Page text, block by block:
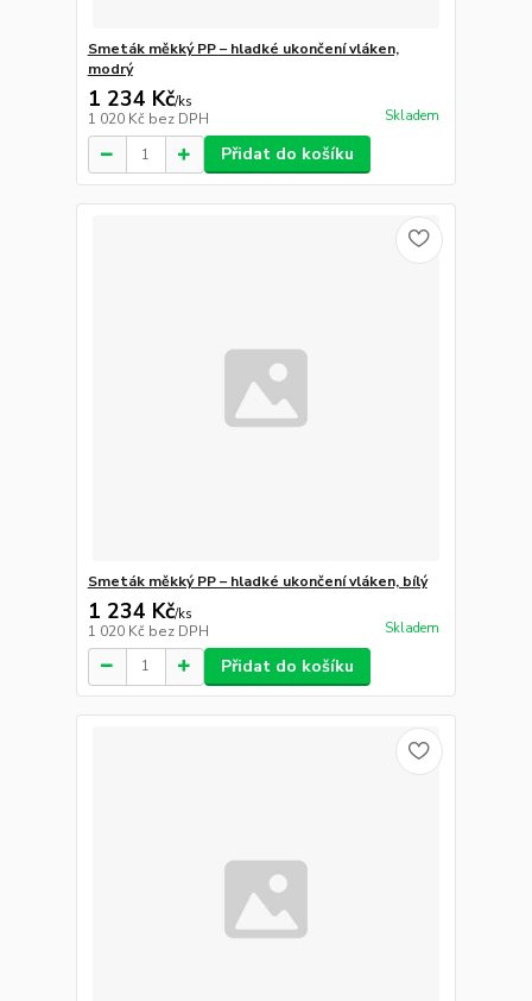
Smeták měkký PP – hladké ukončení vláken,
modrý
1 234 Kč/ks
1 020 Kč bez DPH Skladem
Přidat do košíku
Smeták měkký PP – hladké ukončení vláken, bílý
1 234 Kč/ks
1 020 Kč bez DPH Skladem
Přidat do košíku